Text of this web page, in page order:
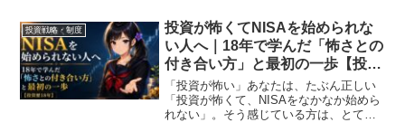
投資戦略・制度
投資が怖くてNISAを始められな
い人へ｜18年で学んだ「怖さとの
付き合い方」と最初の一歩【投資
歴18年】
「投資が怖い」あなたは、たぶん正しい
「投資が怖くて、NISAをなかなか始めら
れない」。そう感じている方は、とても